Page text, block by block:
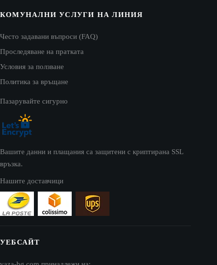
КОМУНАЛНИ УСЛУГИ НА ЛИНИЯ
Често задавани въпроси (FAQ)
Проследяване на пратката
Условия за ползване
Политика за връщане
Пазарувайте сигурно
Вашите данни и плащания са защитени с криптирана SSL
връзка.
Нашите доставчици
УЕБСАЙТ